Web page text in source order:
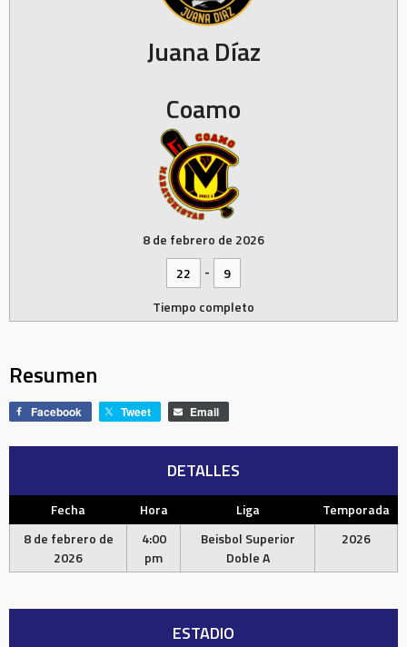
Juana Díaz
Coamo
8 de febrero de 2026
22
-
9
Tiempo completo
Resumen
Facebook Tweet Email
DETALLES
Fecha Hora Liga
Temporada
8 de febrero de
2026
4:00
pm
Beisbol Superior
Doble A
2026
ESTADIO